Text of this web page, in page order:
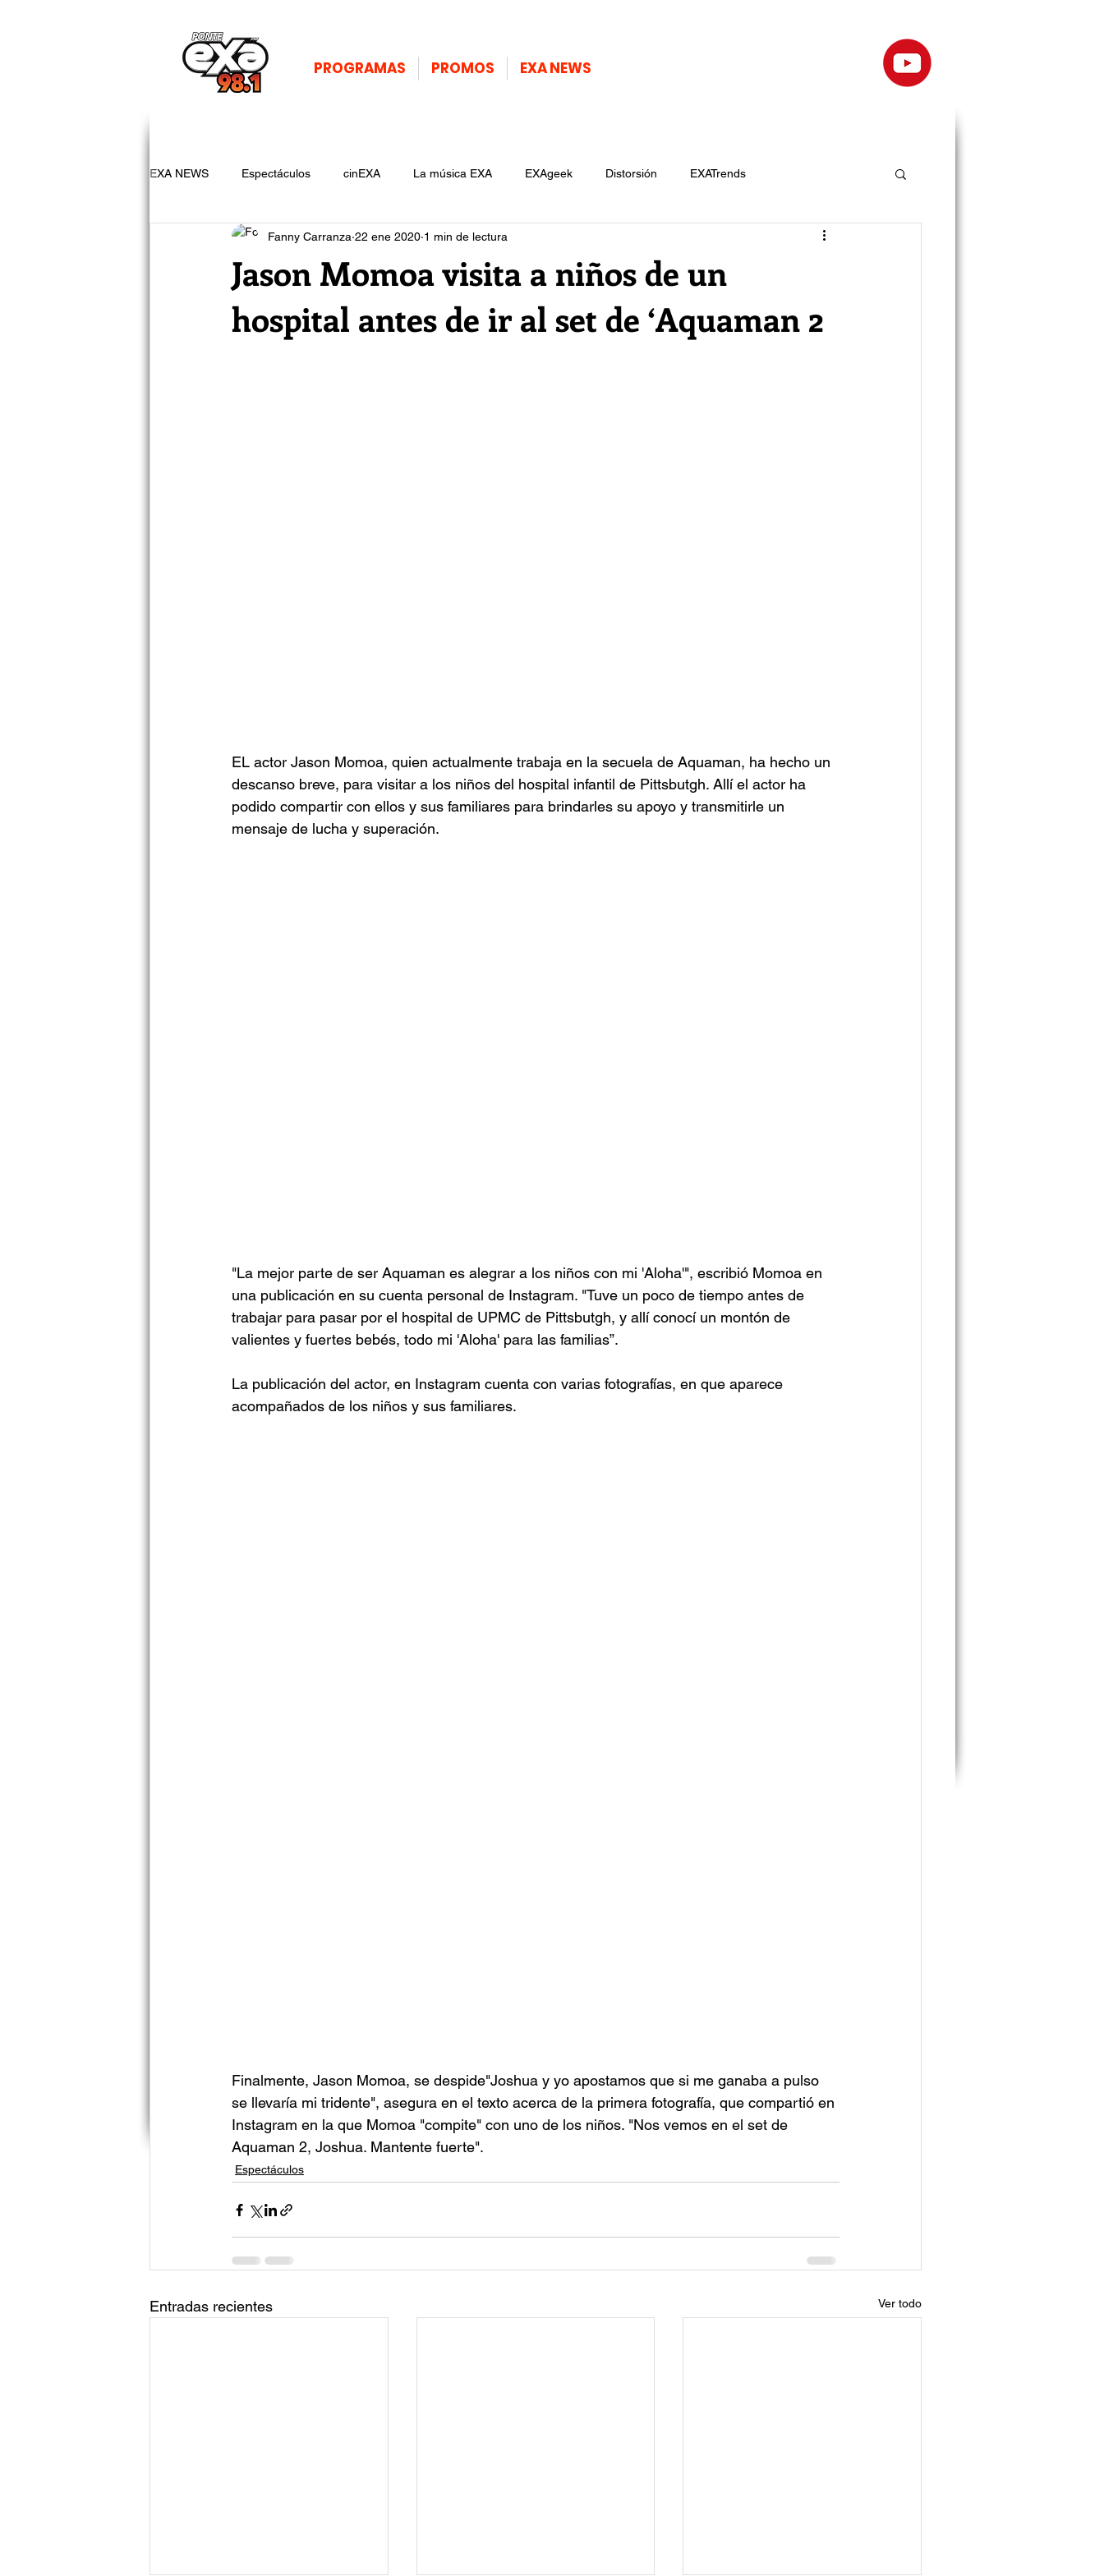
PROGRAMAS PROMOS EXA NEWS
EXA NEWS Espectáculos cinEXA La música EXA EXAgeek Distorsión EXATrends
Jason Momoa visita a niños de un
hospital antes de ir al set de ‘Aquaman 2
Fanny Carranza 22 ene 2020 1 min de lectura
EL actor Jason Momoa, quien actualmente trabaja en la secuela de Aquaman, ha hecho un
descanso breve, para visitar a los niños del hospital infantil de Pittsbutgh. Allí el actor ha
podido compartir con ellos y sus familiares para brindarles su apoyo y transmitirle un
mensaje de lucha y superación.
"La mejor parte de ser Aquaman es alegrar a los niños con mi 'Aloha'", escribió Momoa en
una publicación en su cuenta personal de Instagram. "Tuve un poco de tiempo antes de
trabajar para pasar por el hospital de UPMC de Pittsbutgh, y allí conocí un montón de
valientes y fuertes bebés, todo mi 'Aloha' para las familias”.
La publicación del actor, en Instagram cuenta con varias fotografías, en que aparece
acompañados de los niños y sus familiares.
Finalmente, Jason Momoa, se despide"Joshua y yo apostamos que si me ganaba a pulso
se llevaría mi tridente", asegura en el texto acerca de la primera fotografía, que compartió en
Instagram en la que Momoa "compite" con uno de los niños. "Nos vemos en el set de
Aquaman 2, Joshua. Mantente fuerte".
Espectáculos
Entradas recientes Ver todo